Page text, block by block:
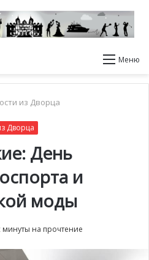
Меню
из Дворца
Дворца
День
и
моды
минуты на прочтение